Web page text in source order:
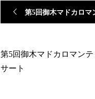
第5回御木マドカロマ
第5回御木マドカロマン
サート